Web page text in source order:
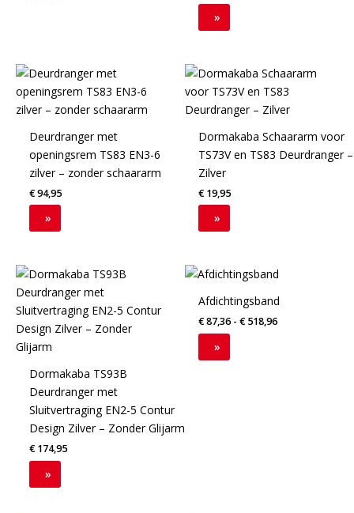
de
productpagina
»
Deurdranger met
openingsrem TS83 EN3-6
zilver – zonder schaararm
€94,95
»
Dormakaba Schaararm voor
TS73V en TS83 Deurdranger –
Zilver
€19,95
»
Dormakaba TS93B
Deurdranger met
Sluitvertraging EN2-5 Contur
Design Zilver – Zonder Glijarm
€174,95
»
Afdichtingsband
€87,36- €518,96
»
Dit
heeft
meerdere